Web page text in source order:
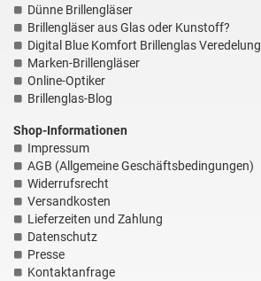
Dünne Brillengläser
Brillengläser aus Glas oder Kunstoff?
Digital Blue Komfort Brillenglas Veredelung
Marken-Brillengläser
Online-Optiker
Brillenglas-Blog
Shop-Informationen
Impressum
AGB (Allgemeine Geschäftsbedingungen)
Widerrufsrecht
Versandkosten
Lieferzeiten und Zahlung
Datenschutz
Presse
Kontaktanfrage